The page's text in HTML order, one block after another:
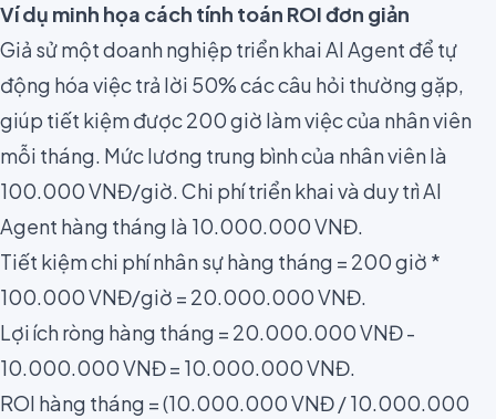
Ví dụ minh họa cách tính toán ROI đơn giản
Giả sử một doanh nghiệp triển khai AI Agent để tự
động hóa việc trả lời 50% các câu hỏi thường gặp,
giúp tiết kiệm được 200 giờ làm việc của nhân viên
mỗi tháng. Mức lương trung bình của nhân viên là
100.000 VNĐ/giờ. Chi phí triển khai và duy trì AI
Agent hàng tháng là 10.000.000 VNĐ.
Tiết kiệm chi phí nhân sự hàng tháng = 200 giờ *
100.000 VNĐ/giờ = 20.000.000 VNĐ.
Lợi ích ròng hàng tháng = 20.000.000 VNĐ -
10.000.000 VNĐ = 10.000.000 VNĐ.
ROI hàng tháng = (10.000.000 VNĐ / 10.000.000